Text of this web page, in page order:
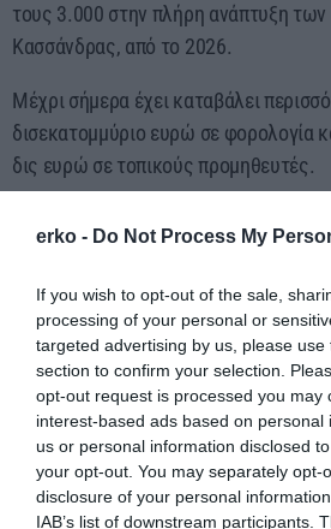
erko - Do Not Process My
If you wish to opt-out of the sale,
processing of your personal or
targeted advertising by us, please
section to confirm your selection.
opt-out request is processed you may
interest-based ads based on personal
us or personal information disclosed
your opt-out. You may separately opt-
disclosure of your personal
IAB’s list of downstream participants.
τους 3.000 στην πλήρη ανάπτυξη
Κασσάνδρας, από το 2026.
Μέχρι σήμερα έχει καταβάλει
δισεκατομμύριο ευρώ σε φορολογία
δις ευρώ σε τοπικούς προμηθευτές.
Ο Δήμος Αριστοτέλη έχει λάβει τα
περίπου 18 εκ ευρώ από τα
Παράλληλα, επικαλέστηκε και την
ΙΟΒΕ, στην οποία καθίσταται σαφές
(2024-2044) τα Μεταλλεία της
σημαντικά τα δημόσια έσοδα, το
Κεντρικής Μακεδονίας, αλλά και την
ευρύτερη περιοχή της Χαλκιδικής.
Αντίστοιχα νούμερα θα αφορούν σε
Θράκη, σημείωσε ο κ. Μπακούρας,